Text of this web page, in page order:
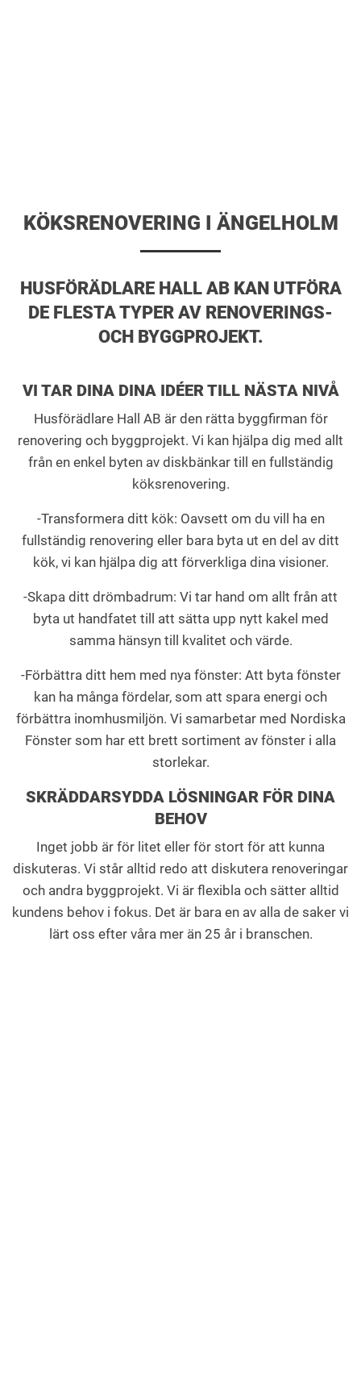
KÖKSRENOVERING I ÄNGELHOLM
HUSFÖRÄDLARE HALL AB KAN UTFÖRA
DE FLESTA TYPER AV RENOVERINGS-
OCH BYGGPROJEKT.
VI TAR DINA DINA IDÉER TILL NÄSTA NIVÅ
Husförädlare Hall AB är den rätta byggfirman för
renovering och byggprojekt. Vi kan hjälpa dig med allt
från en enkel byten av diskbänkar till en fullständig
köksrenovering.
-Transformera ditt kök: Oavsett om du vill ha en
fullständig renovering eller bara byta ut en del av ditt
kök, vi kan hjälpa dig att förverkliga dina visioner.
-Skapa ditt drömbadrum: Vi tar hand om allt från att
byta ut handfatet till att sätta upp nytt kakel med
samma hänsyn till kvalitet och värde.
-Förbättra ditt hem med nya fönster: Att byta fönster
kan ha många fördelar, som att spara energi och
förbättra inomhusmiljön. Vi samarbetar med Nordiska
Fönster som har ett brett sortiment av fönster i alla
storlekar.
SKRÄDDARSYDDA LÖSNINGAR FÖR DINA
BEHOV
Inget jobb är för litet eller för stort för att kunna
diskuteras. Vi står alltid redo att diskutera renoveringar
och andra byggprojekt. Vi är flexibla och sätter alltid
kundens behov i fokus. Det är bara en av alla de saker vi
lärt oss efter våra mer än 25 år i branschen.